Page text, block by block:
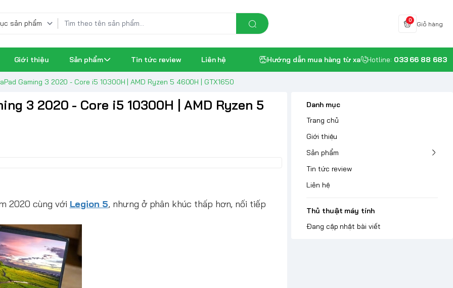
0
Giỏ hàng
Giới thiệu Sản phẩm Tin tức review Liên hệ Hướng dẫn mua hàng từ xa Hotline: 033 66 88 683
Gaming 3 2020 - Core i5 10300H | AMD Ryzen 5 4600H | GTX1650
3 2020 - Core i5 10300H | AMD Ryzen 5
2020 cùng với Legion 5, nhưng ở phân khúc thấp hơn, nối tiếp
Danh mục
Trang chủ
Giới thiệu
Sản phẩm
Tin tức review
Liên hệ
Thủ thuật máy tính
Đang cập nhật bài viết